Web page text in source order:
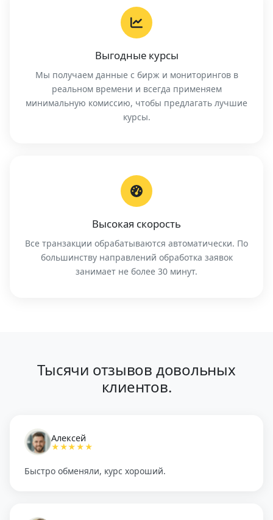
Выгодные курсы
Мы получаем данные с бирж и мониторингов в
реальном времени и всегда применяем
минимальную комиссию, чтобы предлагать лучшие
курсы.
Высокая скорость
Все транзакции обрабатываются автоматически. По
большинству направлений обработка заявок
занимает не более 30 минут.
Тысячи отзывов довольных
клиентов.
Алексей
★★★★★
Быстро обменяли, курс хороший.